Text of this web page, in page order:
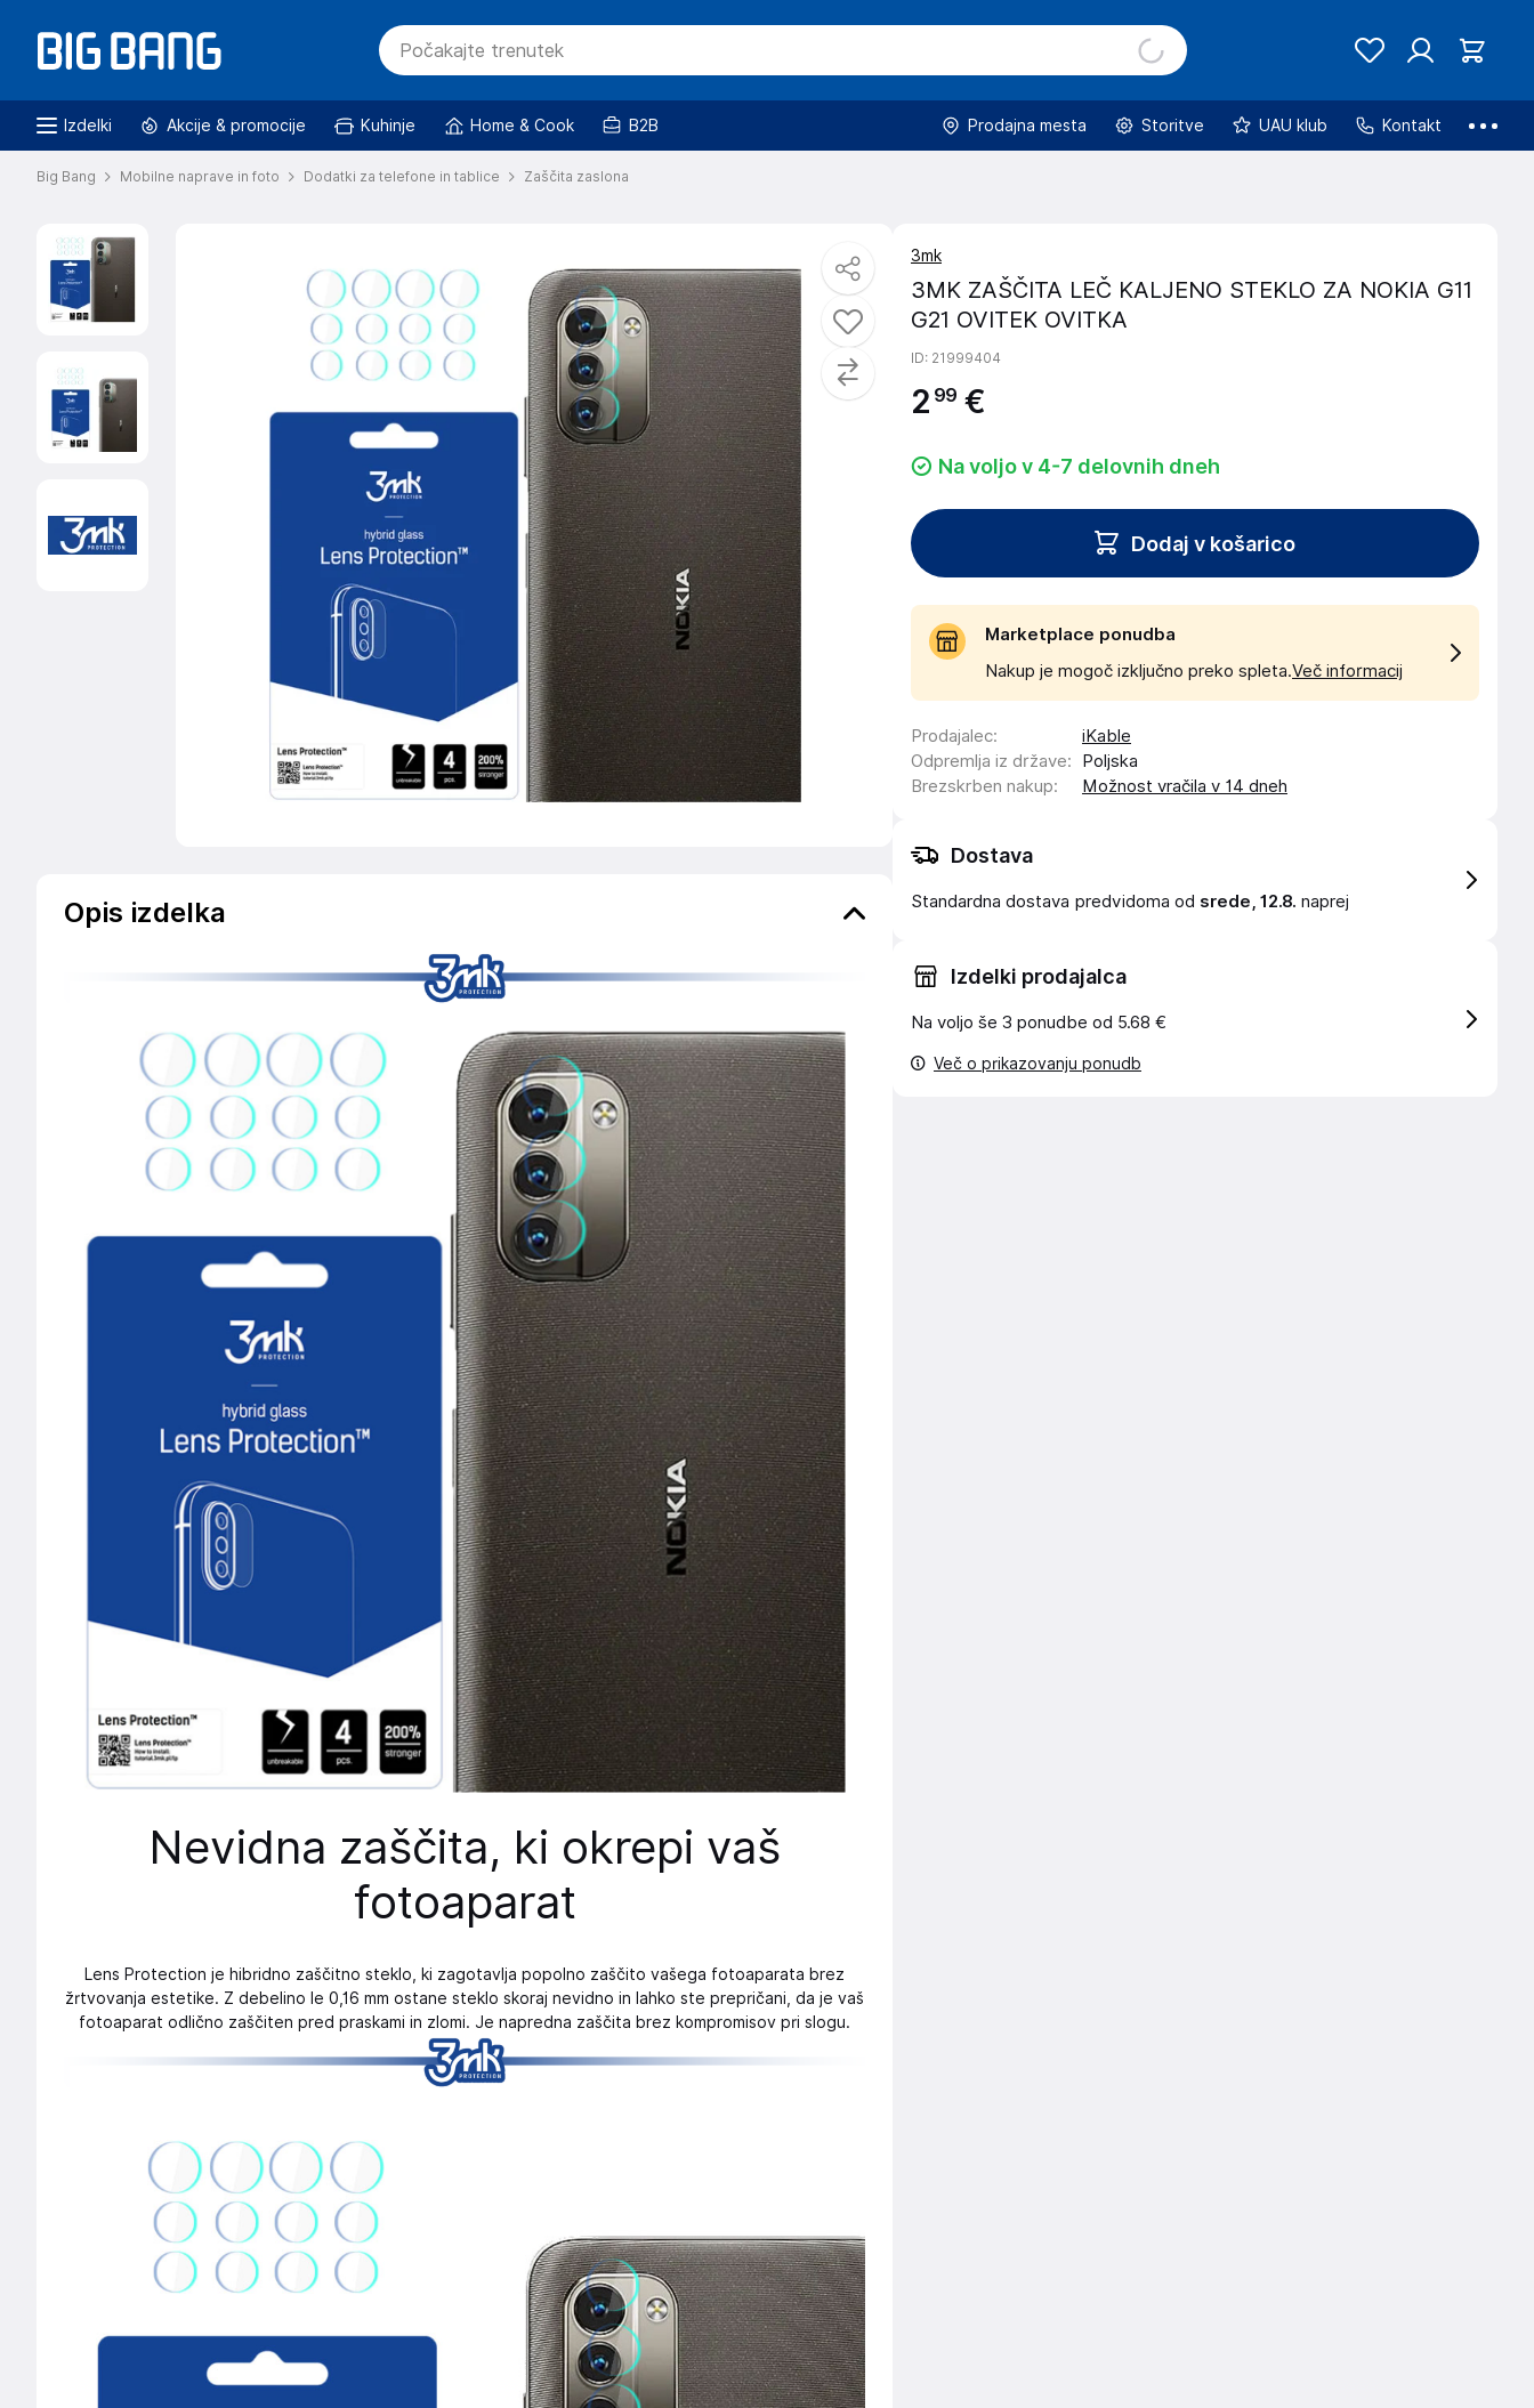
Izdelki Akcije & promocije Kuhinje Home & Cook B2B Prodajna mesta Storitve UAU klub Kontakt
Big Bang Mobilne naprave in foto Dodatki za telefone in tablice Zaščita zaslona
Opis izdelka
Nevidna zaščita, ki okrepi vaš
fotoaparat
Lens Protection je hibridno zaščitno steklo, ki zagotavlja popolno zaščito vašega fotoaparata brez
žrtvovanja estetike. Z debelino le 0,16 mm ostane steklo skoraj nevidno in lahko ste prepričani, da je vaš
fotoaparat odlično zaščiten pred praskami in zlomi. Je napredna zaščita brez kompromisov pri slogu.
3mk
3MK ZAŠČITA LEČ KALJENO STEKLO ZA NOKIA G11
G21 OVITEK OVITKA
ID: 21999404
2 99 €
Na voljo v 4-7 delovnih dneh
Dodaj v košarico
Marketplace ponudba
Nakup je mogoč izključno preko spleta.Več informacij
Prodajalec:
iKable
Odpremlja iz države:
Poljska
Brezskrben nakup: Možnost vračila v 14 dneh
Dostava
Standardna dostava predvidoma od srede, 12.8. naprej
Izdelki prodajalca
Na voljo še 3 ponudbe od 5.68 €
Več o prikazovanju ponudb